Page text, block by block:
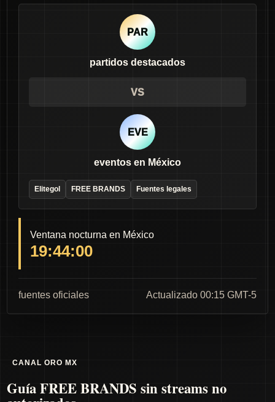
PAR
partidos destacados
VS
EVE
eventos en México
Elitegol FREE BRANDS Fuentes legales
Ventana nocturna en México
19:43:59
fuentes oficiales Actualizado 00:15 GMT-5
CANAL ORO MX
Guía FREE BRANDS sin streams no